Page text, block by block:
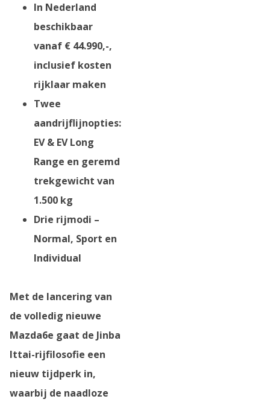
In Nederland
beschikbaar
vanaf € 44.990,-,
inclusief kosten
rijklaar maken
Twee
aandrijflijnopties:
EV & EV Long
Range en geremd
trekgewicht van
1.500 kg
Drie rijmodi –
Normal, Sport en
Individual
Met de lancering van
de volledig nieuwe
Mazda6e gaat de Jinba
Ittai-rijfilosofie een
nieuw tijdperk in,
waarbij de naadloze